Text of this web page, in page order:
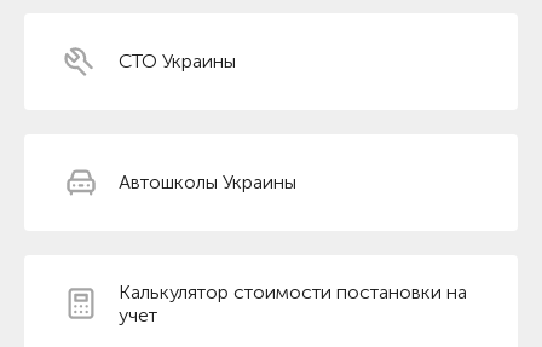
СТО Украины
Автошколы Украины
Калькулятор стоимости постановки на
учет